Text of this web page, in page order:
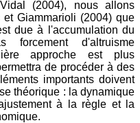
(2004), nous allons
Giammarioli (2004) que
due à l'accumulation du
d'altruisme
approche est plus
de procéder à des
importants doivent
théorique : la dynamique
à la règle et la